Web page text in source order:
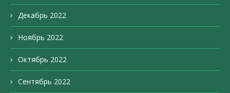
Декабрь 2022
Ноябрь 2022
Октябрь 2022
Сентябрь 2022